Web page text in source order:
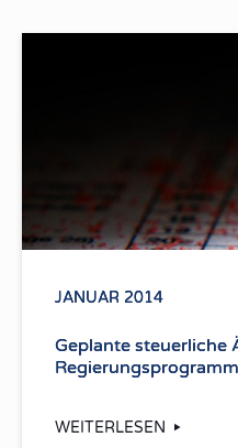
JANUAR 2014
Geplante steuerliche
Regierungsprogramm
WEITERLESEN